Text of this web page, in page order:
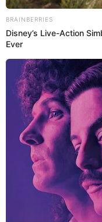
25 Nov 2024 | 16:44 h
Erreway Tour
ANUNCIO
Los actores de 'Rebelde
segunda parte del
escenarios.
Isabel Gonzalez